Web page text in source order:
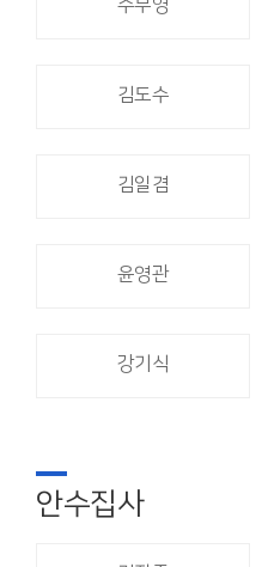
주부영
김도수
김일겸
윤영관
강기식
안수집사